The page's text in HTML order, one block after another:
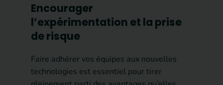
Encourager
l’expérimentation et la prise
de risque
Faire adhérer vos équipes aux nouvelles
technologies est essentiel pour tirer